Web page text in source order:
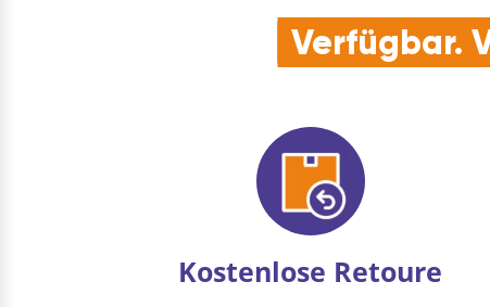
Verfügbar.
Kostenlose Retoure